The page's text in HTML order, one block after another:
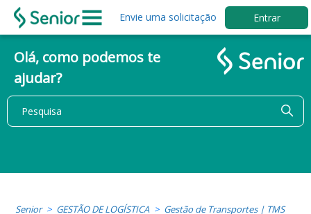
Envie uma solicitação Entrar
Olá, como podemos te
ajudar?
Senior GESTÃO DE LOGÍSTICA
Gestão de Transportes | TMS